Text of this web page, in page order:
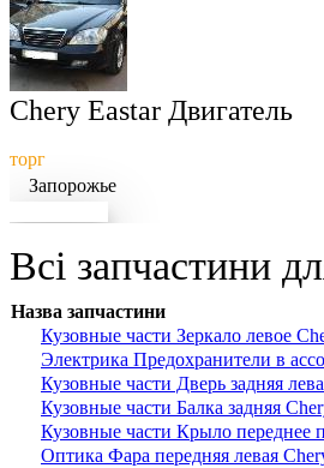
Chery Eastar Двигатель
торг
Запорожье
Всі запчастини
Назва запчастини
Кузовные части Зеркало левое
Электрика Предохранители в
Кузовные части Дверь задняя
Кузовные части Балка задняя
Кузовные части Крыло переднее
Оптика Фара передняя левая